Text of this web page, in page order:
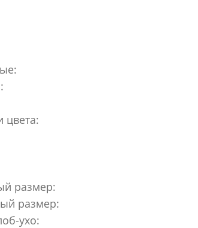
цвета:
размер:
размер:
ухо: